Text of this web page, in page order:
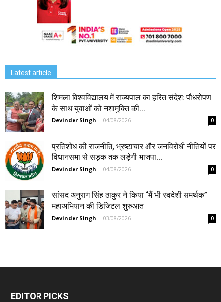
Latest article
शिमला विश्वविद्यालय में राज्यपाल का हरित संदेश: पौधरोपण
के साथ युवाओं को नशामुक्ति की...
Devinder Singh - 04/08/2026 0
प्रतिशोध की राजनीति, भ्रष्टाचार और जनविरोधी नीतियों पर
विधानसभा से सड़क तक लड़ेगी भाजपा...
Devinder Singh - 04/08/2026 0
सांसद अनुराग सिंह ठाकुर ने किया “मैं भी स्वदेशी समर्थक”
महाअभियान की डिजिटल शुरुआत
Devinder Singh - 03/08/2026 0
EDITOR PICKS